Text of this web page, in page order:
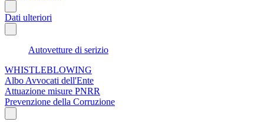
Dati ulteriori
Autovetture di serizio
WHISTLEBLOWING
Albo Avvocati dell'Ente
Attuazione misure PNRR
Prevenzione della Corruzione